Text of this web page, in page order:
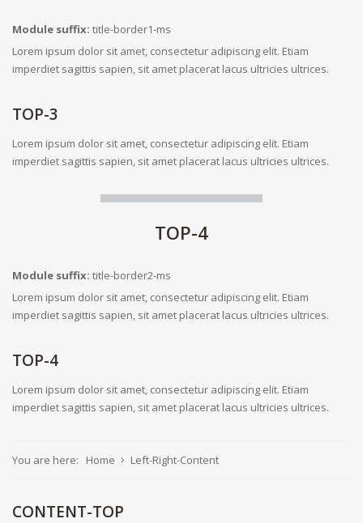
Module suffix: title-border1-ms
Lorem ipsum dolor sit amet, consectetur adipiscing elit. Etiam
imperdiet sagittis sapien, sit amet placerat lacus ultricies ultrices.
TOP-3
Lorem ipsum dolor sit amet, consectetur adipiscing elit. Etiam
imperdiet sagittis sapien, sit amet placerat lacus ultricies ultrices.
TOP-4
Module suffix: title-border2-ms
Lorem ipsum dolor sit amet, consectetur adipiscing elit. Etiam
imperdiet sagittis sapien, sit amet placerat lacus ultricies ultrices.
TOP-4
Lorem ipsum dolor sit amet, consectetur adipiscing elit. Etiam
imperdiet sagittis sapien, sit amet placerat lacus ultricies ultrices.
You are here: Home Left-Right-Content
CONTENT-TOP